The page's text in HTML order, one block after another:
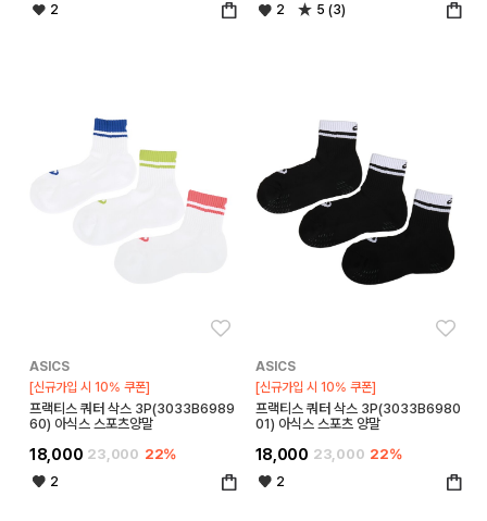
2 2 5 (3)
ASICS
[신규가입 시 10% 쿠폰]
프랙티스 쿼터 삭스 3P(3033B6989
60) 아식스 스포츠양말
18,000 23,000 22%
2
ASICS
[신규가입 시 10% 쿠폰]
프랙티스 쿼터 삭스 3P(3033B6980
01) 아식스 스포츠 양말
18,000 23,000 22%
2